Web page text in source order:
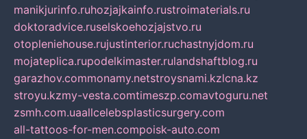
manikjurinfo.ruhozjajkainfo.rustroimaterials.ru
doktoradvice.ruselskoehozjajstvo.ru
otopleniehouse.rujustinterior.ruchastnyjdom.ru
mojateplica.rupodelkimaster.rulandshaftblog.ru
garazhov.commonamy.netstroysnami.kzlcna.kz
stroyu.kzmy-vesta.comtimeszp.comavtoguru.net
zsmh.com.uaallcelebsplasticsurgery.com
all-tattoos-for-men.compoisk-auto.com